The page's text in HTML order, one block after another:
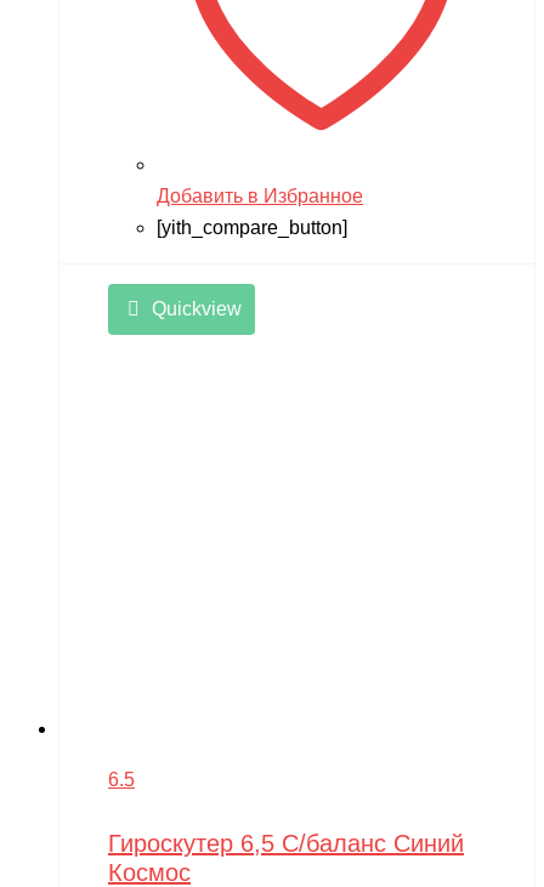
Добавить в Избранное
[yith_compare_button]
Quickview
6.5
Гироскутер 6,5 С/баланс Синий
Космос